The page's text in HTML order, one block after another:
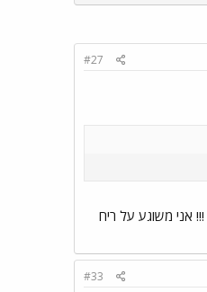
#27
ניקיון - אף פעם לא היה הצד החזק שלי. אפילו בבית, יש לי פינה שבה ניקיתי אבק בפעם האחרונה ב...נובמבר 1979 !!! אני משוגע על ריח
#33